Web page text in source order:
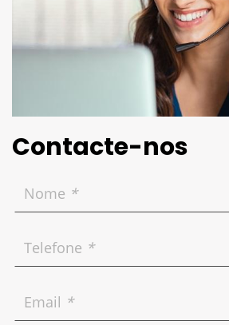
Contacte-nos
Nome *
Telefone *
Email *